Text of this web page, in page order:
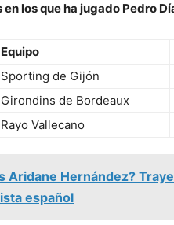
los que ha jugado Pedro
Equipo
Sporting de Gijón
Girondins de Bordeaux
Rayo Vallecano
Aridane Hernández?
español